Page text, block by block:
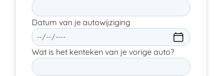
Datum van je autowijziging
Wat is het kenteken van je vorige auto?